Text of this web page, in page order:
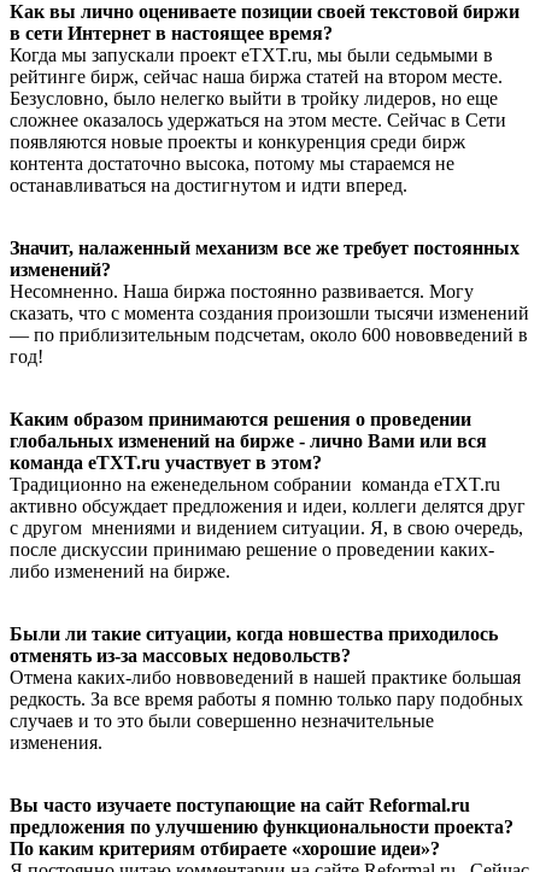
Как вы лично оцениваете позиции своей текстовой биржи
в сети Интернет в настоящее время?
Когда мы запускали проект eTXT.ru, мы были седьмыми в
рейтинге бирж, сейчас наша биржа статей на втором месте.
Безусловно, было нелегко выйти в тройку лидеров, но еще
сложнее оказалось удержаться на этом месте. Сейчас в Сети
появляются новые проекты и конкуренция среди бирж
контента достаточно высока, потому мы стараемся не
останавливаться на достигнутом и идти вперед.
Значит, налаженный механизм все же требует постоянных
изменений?
Несомненно. Наша биржа постоянно развивается. Могу
сказать, что с момента создания произошли тысячи изменений
— по приблизительным подсчетам, около 600 нововведений в
год!
Каким образом принимаются решения о проведении
глобальных изменений на бирже - лично Вами или вся
команда eTXT.ru участвует в этом?
Традиционно на еженедельном собрании команда eTXT.ru
активно обсуждает предложения и идеи, коллеги делятся друг
с другом мнениями и видением ситуации. Я, в свою очередь,
после дискуссии принимаю решение о проведении каких-
либо изменений на бирже.
Были ли такие ситуации, когда новшества приходилось
отменять из-за массовых недовольств?
Отмена каких-либо новвоведений в нашей практике большая
редкость. За все время работы я помню только пару подобных
случаев и то это были совершенно незначительные
изменения.
Вы часто изучаете поступающие на сайт Reformal.ru
предложения по улучшению функциональности проекта?
По каким критериям отбираете «хорошие идеи»?